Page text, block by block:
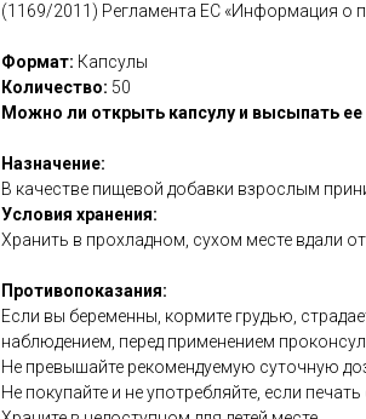
(1169/2011) Регламента ЕС «Информация о
Формат: Капсулы
Количество: 50
Можно ли открыть капсулу и высыпать ее
Назначение:
В качестве пищевой добавки взрослым
Условия хранения:
Хранить в прохладном, сухом месте вдали
Противопоказания:
Если вы беременны, кормите грудью,
наблюдением, перед применением
Не превышайте рекомендуемую суточную
Не покупайте и не употребляйте, если